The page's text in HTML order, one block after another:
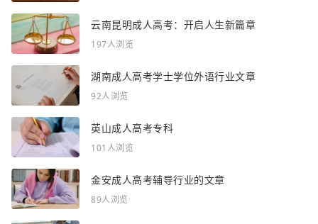
云南昆明成人高考：开启人生新篇章
197人浏览
湖南成人高考学士学位外语行业文章
92人浏览
英山成人高考专科
101人浏览
金安成人高考辅导行业的文章
89人浏览